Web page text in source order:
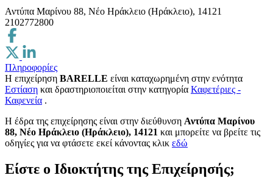
Αντύπα Μαρίνου 88, Νέο Ηράκλειο (Ηράκλειο), 14121
2102772800
Πληροφορίες
Η επιχείρηση BARELLE είναι καταχωρημένη στην ενότητα
Εστίαση και δραστηριοποιείται στην κατηγορία Καφετέριες -
Καφενεία .
H έδρα της επιχείρησης είναι στην διεύθυνση Αντύπα Μαρίνου
88, Νέο Ηράκλειο (Ηράκλειο), 14121 και μπορείτε να βρείτε τις
οδηγίες για να φτάσετε εκεί κάνοντας κλικ εδώ
Είστε ο Ιδιοκτήτης της Επιχείρησής;